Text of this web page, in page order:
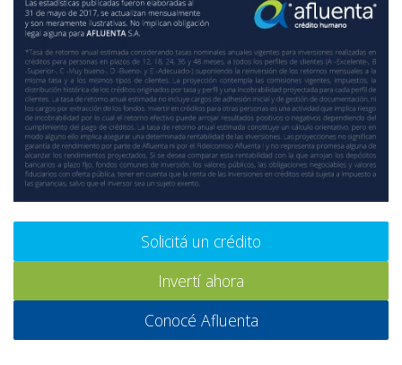
Solicitá un crédito
Invertí ahora
Conocé Afluenta